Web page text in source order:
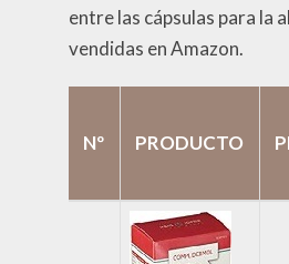
entre las cápsulas para la
vendidas en Amazon.
Nº PRODUCTO